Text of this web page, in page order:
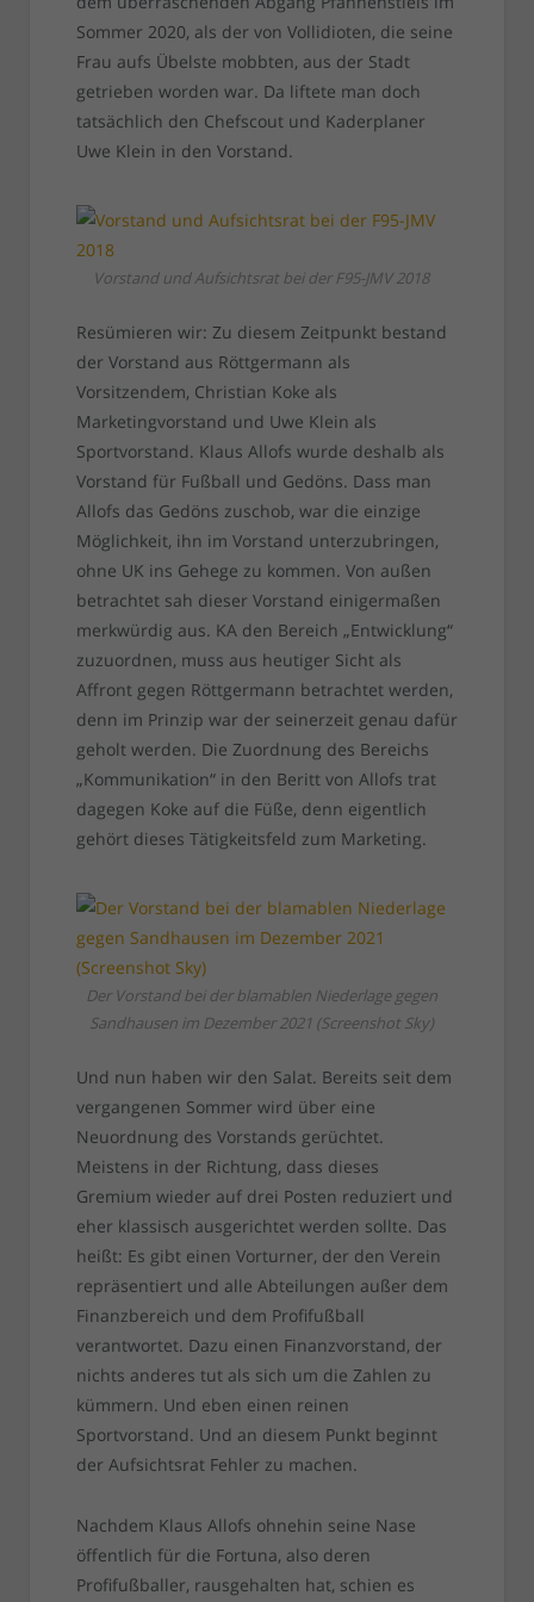
Sommer 2020, als der von Vollidioten, die seine
Frau aufs Übelste mobbten, aus der Stadt
getrieben worden war. Da liftete man doch
tatsächlich den Chefscout und Kaderplaner
Uwe Klein in den Vorstand.
Vorstand und Aufsichtsrat bei der F95-JMV 2018
Resümieren wir: Zu diesem Zeitpunkt bestand
der Vorstand aus Röttgermann als
Vorsitzendem, Christian Koke als
Marketingvorstand und Uwe Klein als
Sportvorstand. Klaus Allofs wurde deshalb als
Vorstand für Fußball und Gedöns. Dass man
Allofs das Gedöns zuschob, war die einzige
Möglichkeit, ihn im Vorstand unterzubringen,
ohne UK ins Gehege zu kommen. Von außen
betrachtet sah dieser Vorstand einigermaßen
merkwürdig aus. KA den Bereich „Entwicklung“
zuzuordnen, muss aus heutiger Sicht als
Affront gegen Röttgermann betrachtet werden,
denn im Prinzip war der seinerzeit genau dafür
geholt werden. Die Zuordnung des Bereichs
„Kommunikation“ in den Beritt von Allofs trat
dagegen Koke auf die Füße, denn eigentlich
gehört dieses Tätigkeitsfeld zum Marketing.
Der Vorstand bei der blamablen Niederlage gegen
Sandhausen im Dezember 2021 (Screenshot Sky)
Und nun haben wir den Salat. Bereits seit dem
vergangenen Sommer wird über eine
Neuordnung des Vorstands gerüchtet.
Meistens in der Richtung, dass dieses
Gremium wieder auf drei Posten reduziert und
eher klassisch ausgerichtet werden sollte. Das
heißt: Es gibt einen Vorturner, der den Verein
repräsentiert und alle Abteilungen außer dem
Finanzbereich und dem Profifußball
verantwortet. Dazu einen Finanzvorstand, der
nichts anderes tut als sich um die Zahlen zu
kümmern. Und eben einen reinen
Sportvorstand. Und an diesem Punkt beginnt
der Aufsichtsrat Fehler zu machen.
Nachdem Klaus Allofs ohnehin seine Nase
öffentlich für die Fortuna, also deren
Profifußballer, rausgehalten hat, schien es